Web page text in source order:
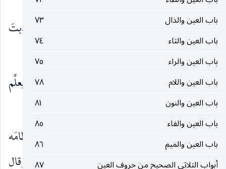
باب العين والذال
٧٣
باب العين والثاء
٧٤
باب العين والراء
٧٥
باب العين واللام
٧٨
باب العين والنون
٨١
باب العين والفاء
٨٥
باب العين والميم
٨٦
أبواب الثلاثي الصحيح من حروف العين
٨٧
وقال أبو زيد :
، إذا جذبتَ
خطامه إليك وأنت راكبُه.
وقال أبو حاتم : قال الأصمعيّ في قولهم : «عَودٌ يعلَّم
العَنْجَ» : أي يرُاضُ فيردّ على رجليه.
قال : وقال أبو زيد :
: أن يجذب راكبُه خِطامَه